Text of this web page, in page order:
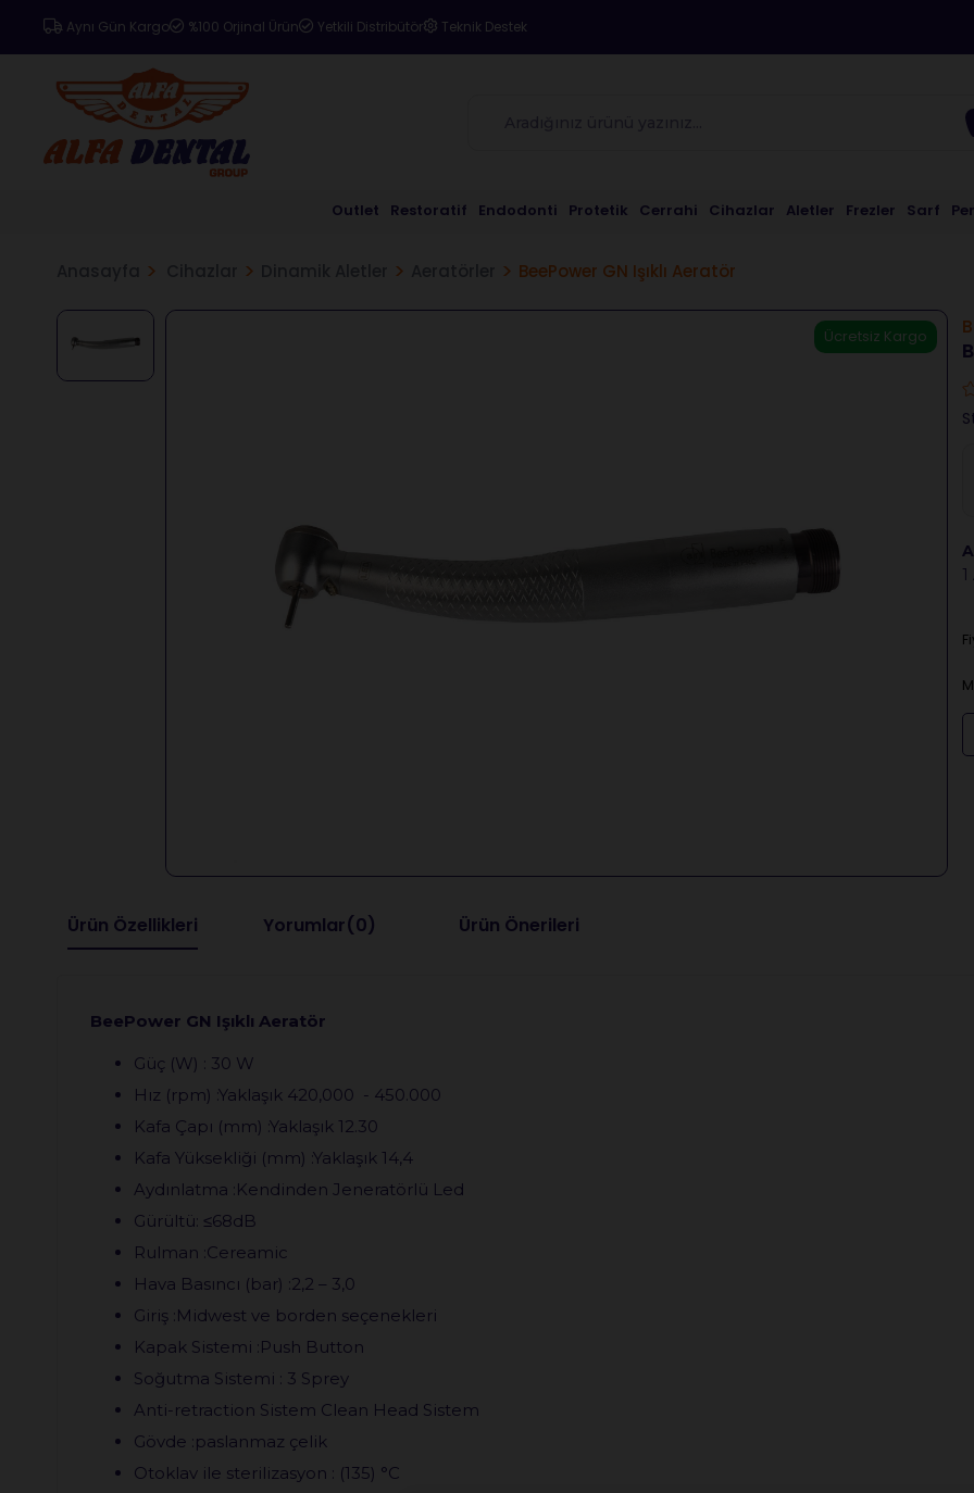
Aynı Gün Kargo %100 Orjinal Ürün Yetkili Distribütör Teknik Destek
Outlet Restoratif Endodonti Protetik Cerrahi Cihazlar Aletler Frezler Sarf
BeePower GN Işıklı Aeratör
Ücretsiz Kargo
Ürün Özellikleri Yorumlar(0) Ürün Önerileri
BeePower GN Işıklı Aeratör
Güç (W) : 30 W
Hız (rpm) :Yaklaşık 420,000 - 450.000
Kafa Çapı (mm) :Yaklaşık 12.30
Kafa Yüksekliği (mm) :Yaklaşık 14,4
Aydınlatma :Kendinden Jeneratörlü Led
Gürültü: ≤68dB
Rulman :Cereamic
Hava Basıncı (bar) :2,2 – 3,0
Giriş :Midwest ve borden seçenekleri
Kapak Sistemi :Push Button
Soğutma Sistemi : 3 Sprey
Anti-retraction Sistem Clean Head Sistem
Gövde :paslanmaz çelik
Otoklav ile sterilizasyon : (135) °C